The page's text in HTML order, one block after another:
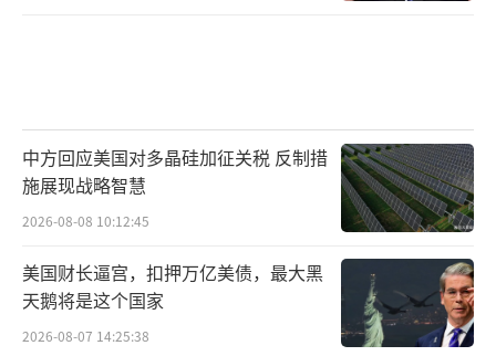
中方回应美国对多晶硅加征关税 反制措
施展现战略智慧
2026-08-08 10:12:45
美国财长逼宫，扣押万亿美债，最大黑
天鹅将是这个国家
2026-08-07 14:25:38